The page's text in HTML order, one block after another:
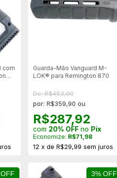
com
Guarda-Mão Vanguard M-
LOK® para Remington 870
De: R$453,00
por: R$359,90 ou
R$287,92
com 20% OFFno Pix
Economize: R$71,98
12 x de R$29,99 sem juros
3% OFF